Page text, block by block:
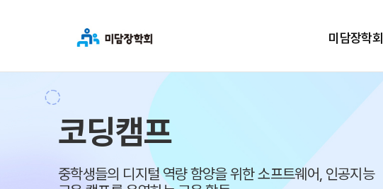
미담장학회
코딩캠프
중학생들의 디지털 역량 함양을 위한 소프트웨어, 인공지능